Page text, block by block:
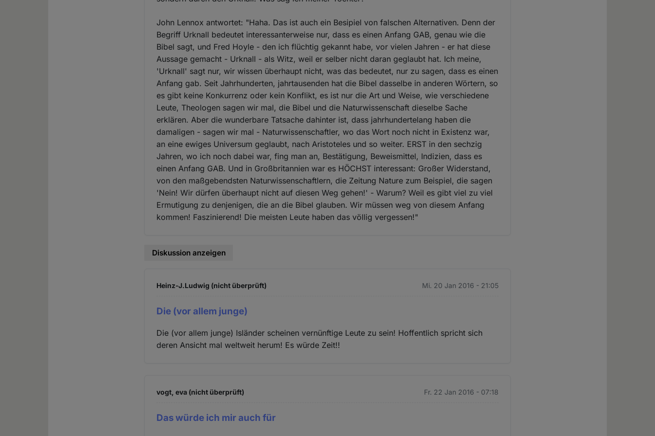
John Lennox antwortet: "Haha. Das ist auch ein Besipiel von falschen Alternativen. Denn der
Begriff Urknall bedeutet interessanterweise nur, dass es einen Anfang GAB, genau wie die
Bibel sagt, und Fred Hoyle - den ich flüchtig gekannt habe, vor vielen Jahren - er hat diese
Aussage gemacht - Urknall - als Witz, weil er selber nicht daran geglaubt hat. Ich meine,
'Urknall' sagt nur, wir wissen überhaupt nicht, was das bedeutet, nur zu sagen, dass es einen
Anfang gab. Seit Jahrhunderten, jahrtausenden hat die Bibel dasselbe in anderen Wörtern, so
es gibt keine Konkurrenz oder kein Konflikt, es ist nur die Art und Weise, wie verschiedene
Leute, Theologen sagen wir mal, die Bibel und die Naturwissenschaft dieselbe Sache
erklären. Aber die wunderbare Tatsache dahinter ist, dass jahrhundertelang haben die
damaligen - sagen wir mal - Naturwissenschaftler, wo das Wort noch nicht in Existenz war,
an eine ewiges Universum geglaubt, nach Aristoteles und so weiter. ERST in den sechzig
Jahren, wo ich noch dabei war, fing man an, Bestätigung, Beweismittel, Indizien, dass es
einen Anfang GAB. Und in Großbritannien war es HÖCHST interessant: Großer Widerstand,
von den maßgebendsten Naturwissenschaftlern, die Zeitung Nature zum Beispiel, die sagen
'Nein! Wir dürfen überhaupt nicht auf diesen Weg gehen!' - Warum? Weil es gibt viel zu viel
Ermutigung zu denjenigen, die an die Bibel glauben. Wir müssen weg von diesem Anfang
kommen! Faszinierend! Die meisten Leute haben das völlig vergessen!"
Diskussion anzeigen
Heinz-J.Ludwig (nicht überprüft) Mi. 20 Jan 2016 - 21:05
Die (vor allem junge)
Die (vor allem junge) Isländer scheinen vernünftige Leute zu sein! Hoffentlich spricht sich
deren Ansicht mal weltweit herum! Es würde Zeit!!
vogt, eva (nicht überprüft) Fr. 22 Jan 2016 - 07:18
Das würde ich mir auch für